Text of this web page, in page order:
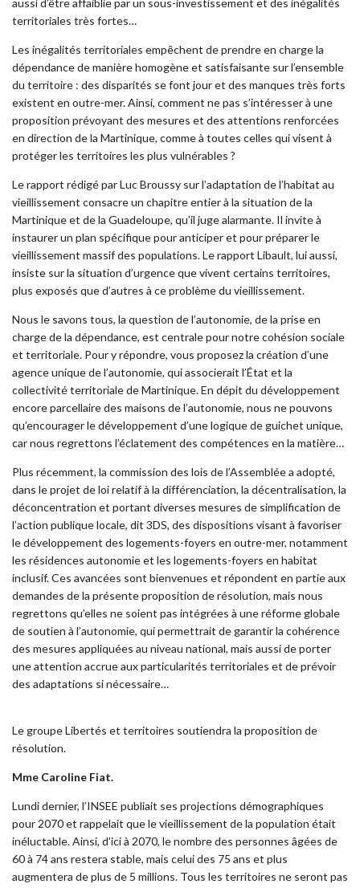
aussi d’être affaiblie par un sous-investissement et des inégalités
territoriales très fortes…
Les inégalités territoriales empêchent de prendre en charge la
dépendance de manière homogène et satisfaisante sur l’ensemble
du territoire : des disparités se font jour et des manques très forts
existent en outre-mer. Ainsi, comment ne pas s’intéresser à une
proposition prévoyant des mesures et des attentions renforcées
en direction de la Martinique, comme à toutes celles qui visent à
protéger les territoires les plus vulnérables ?
Le rapport rédigé par Luc Broussy sur l’adaptation de l’habitat au
vieillissement consacre un chapitre entier à la situation de la
Martinique et de la Guadeloupe, qu’il juge alarmante. Il invite à
instaurer un plan spécifique pour anticiper et pour préparer le
vieillissement massif des populations. Le rapport Libault, lui aussi,
insiste sur la situation d’urgence que vivent certains territoires,
plus exposés que d’autres à ce problème du vieillissement.
Nous le savons tous, la question de l’autonomie, de la prise en
charge de la dépendance, est centrale pour notre cohésion sociale
et territoriale. Pour y répondre, vous proposez la création d’une
agence unique de l’autonomie, qui associerait l’État et la
collectivité territoriale de Martinique. En dépit du développement
encore parcellaire des maisons de l’autonomie, nous ne pouvons
qu’encourager le développement d’une logique de guichet unique,
car nous regrettons l’éclatement des compétences en la matière…
Plus récemment, la commission des lois de l’Assemblée a adopté,
dans le projet de loi relatif à la différenciation, la décentralisation, la
déconcentration et portant diverses mesures de simplification de
l’action publique locale, dit 3DS, des dispositions visant à favoriser
le développement des logements-foyers en outre-mer, notamment
les résidences autonomie et les logements-foyers en habitat
inclusif. Ces avancées sont bienvenues et répondent en partie aux
demandes de la présente proposition de résolution, mais nous
regrettons qu’elles ne soient pas intégrées à une réforme globale
de soutien à l’autonomie, qui permettrait de garantir la cohérence
des mesures appliquées au niveau national, mais aussi de porter
une attention accrue aux particularités territoriales et de prévoir
des adaptations si nécessaire…
Le groupe Libertés et territoires soutiendra la proposition de
résolution.
Mme Caroline Fiat.
Lundi dernier, l’INSEE publiait ses projections démographiques
pour 2070 et rappelait que le vieillissement de la population était
inéluctable. Ainsi, d’ici à 2070, le nombre des personnes âgées de
60 à 74 ans restera stable, mais celui des 75 ans et plus
augmentera de plus de 5 millions. Tous les territoires ne seront pas